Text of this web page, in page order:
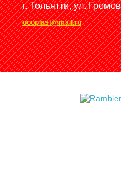
г. Тольятти, ул.
oooplast@mail.ru